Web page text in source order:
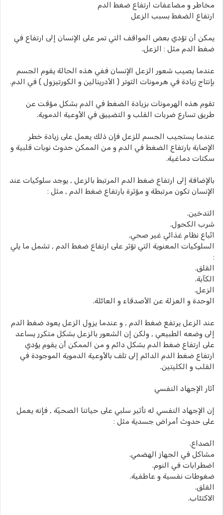
مخاطر و مضاعفات ارتفاع ضغط الدم
ارتفاع الضغط بسبب الزعل
يمكن أن تؤدي بعض المواقف التي تمر على الإنسان إلى ارتفاع في
ضغط الدم مثل : الزعل.
عندما يصيب شعور الزعل الإنسان ففي هذه الحالة يقوم الجسم
بإنتاج زيادة في هرمونات التوتر ( الأدرينالين و الكورتيزول ) في الدم.
تقوم هذه الهرمونات بزيادة الضغط في الدم بشكل مؤقت عن
طريق تسارع ضربات القلب و التضييق في الأوعية الدموية.
عندما يستجيب الجسم للزعل فإن ذلك يعمل على زيادة خطر
الإصابة بارتفاع الضغط في الدم و من الممكن حدوث نوبات قلبية و
سكتات دماغية.
بالإضافة إلى ارتفاع ضغط الدم المرتبط بالزعل , يوجد سلوكيات عند
الإنسان تكون مرتبطة و مؤثرة بارتفاع ضغط الدم , مثل :
التدخين.
شرب الكحول.
اتّباع نظام غذائي غير صحي.
السلوكيات المعنوية التي تؤثر على ارتفاع ضغط الدم , تشمل ما يلي
:
القلق.
الكآبة.
الزعل.
الوحدة و العزلة عن الأصدقاء و العائلة.
عند الزعل يرتفع ضغط الدم , و عندما يزول الزعل يعود ضغط الدم
إلى وضعه الطبيعي , ولكن إن الشعور بالزعل بشكل متكرر يساعد
على ارتفاع ضغط الدم بشكل دائم و من الممكن أن يقوم يؤدي
ارتفاع ضغط الدم الدائم إلى تلف بالأوعية الدموية الموجودة في
القلب و الكليتين.
آثار الإجهاد النفسي
إن الإجهاد النفسي له تأثير سلبي على حياتنا الصحيّة , فإنه يعمل
على حدوث أمراض جسدية مثل :
الصداع.
مشاكل في الجهاز الهضمي.
اضطرابات في النوم.
ضغوطات نفسية و عاطفية.
القلق.
الاكتئاب.